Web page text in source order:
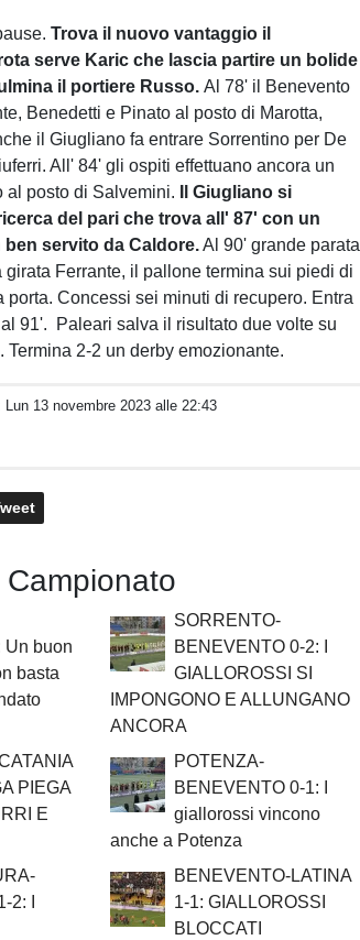
Trova il nuovo vantaggio il
serve Karic che lascia partire un bolide
il portiere Russo.Al 78' il Benevento
Benedetti e Pinato al posto di Marotta,
il Giugliano fa entrare Sorrentino per De
All' 84' gli ospiti effettuano ancora un
al posto di Salvemini. Il Giugliano si
del pari che trova all' 87' con un
servito da Caldore.Al 90' grande parata
Ferrante, il pallone termina sui piedi di
porta. Concessi sei minuti di recupero. Entra
91'. Paleari salva il risultato due volte su
Termina 2-2 un derby emozionante.
Lun 13 novembre 2023 alle 22:43
Un buon
basta
SORRENTO-
BENEVENTO 0-2: I
GIALLOROSSI SI
IMPONGONO E ALLUNGANO
ANCORA
PIEGA
E
POTENZA-
BENEVENTO 0-1: I
giallorossi vincono
anche a Potenza
2: I
BENEVENTO-LATINA
1-1: GIALLOROSSI
BLOCCATI